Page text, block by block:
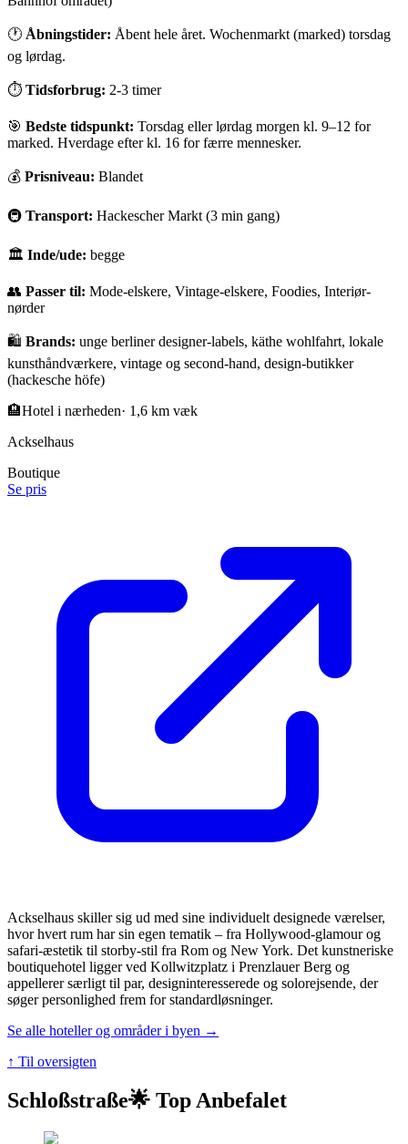
🕐 Åbningstider: Åbent hele året. Wochenmarkt (marked) torsdag
og lørdag.
⏱ Tidsforbrug: 2-3 timer
🎯 Bedste tidspunkt: Torsdag eller lørdag morgen kl. 9–12 for
marked. Hverdage efter kl. 16 for færre mennesker.
💰 Prisniveau: Blandet
🚇 Transport: Hackescher Markt (3 min gang)
🏛 Inde/ude: begge
👥 Passer til: Mode-elskere, Vintage-elskere, Foodies, Interiør-
nørder
🛍️ Brands: unge berliner designer-labels, käthe wohlfahrt, lokale
kunsthåndværkere, vintage og second-hand, design-butikker
(hackesche höfe)
🏨Hotel i nærheden· 1,6 km væk
Ackselhaus
Boutique
Se pris
Ackselhaus skiller sig ud med sine individuelt designede værelser,
hvor hvert rum har sin egen tematik – fra Hollywood-glamour og
safari-æstetik til storby-stil fra Rom og New York. Det kunstneriske
boutiquehotel ligger ved Kollwitzplatz i Prenzlauer Berg og
appellerer særligt til par, designinteresserede og solorejsende, der
søger personlighed frem for standardløsninger.
Se alle hoteller og områder i byen →
↑ Til oversigten
Schloßstraße🌟 Top Anbefalet